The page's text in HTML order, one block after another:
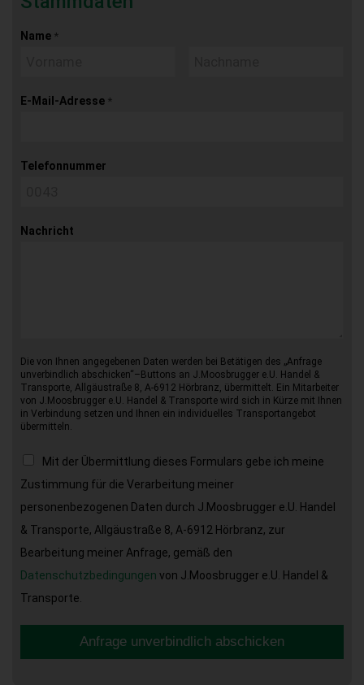
Name *
E-Mail-Adresse *
Telefonnummer
Nachricht
Die von Ihnen angegebenen Daten werden bei Betätigen des „Anfrage
unverbindlich abschicken“–Buttons an J.Moosbrugger e.U. Handel &
Transporte, Allgäustraße 8, A-6912 Hörbranz, übermittelt. Ein Mitarbeiter
von J.Moosbrugger e.U. Handel & Transporte wird sich in Kürze mit Ihnen
in Verbindung setzen und Ihnen ein individuelles Transportangebot
übermitteln.
Mit der Übermittlung dieses Formulars gebe ich meine
Zustimmung für die Verarbeitung meiner
personenbezogenen Daten durch J.Moosbrugger e.U. Handel
& Transporte, Allgäustraße 8, A-6912 Hörbranz, zur
Bearbeitung meiner Anfrage, gemäß den
Datenschutzbedingungen von J.Moosbrugger e.U. Handel &
Transporte.
Anfrage unverbindlich abschicken